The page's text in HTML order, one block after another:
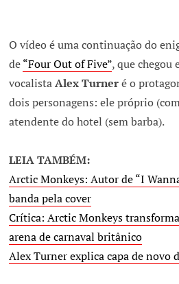
O vídeo é uma continuação do
de“Four Out of Five”, que chegou
vocalistaAlex Turneré o
dois personagens: ele próprio
atendente do hotel (sem barba).
LEIA TAMBÉM:
Arctic Monkeys: Autor de “I
banda pela cover
Crítica: Arctic Monkeys
arena de carnaval britânico
Alex Turner explica capa de novo